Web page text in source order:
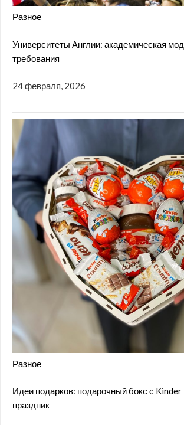
Разное
Университеты Англии: академическая
требования
24 февраля, 2026
Разное
Идеи подарков: подарочный бокс с
праздник